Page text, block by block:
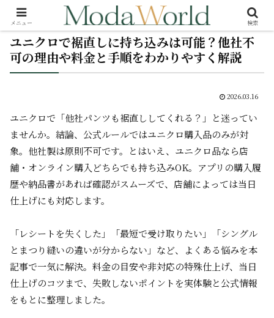
ユニクロで裾直しに持ち込みは可能？他社不
可の理由や料金と手順をわかりやすく解説
2026.03.16
ユニクロで「他社パンツも裾直ししてくれる？」と迷ってい
ませんか。結論、公式ルールではユニクロ購入品のみが対
象。他社製は原則不可です。とはいえ、ユニクロ品なら店
舗・オンライン購入どちらでも持ち込みOK。アプリの購入履
歴や納品書があれば確認がスムーズで、店舗によっては当日
仕上げにも対応します。
「レシートを失くした」「最短で受け取りたい」「シングル
とまつり縫いの違いが分からない」など、よくある悩みを本
記事で一気に解決。料金の目安や非対応の特殊仕上げ、当日
仕上げのコツまで、失敗しないポイントを実体験と公式情報
をもとに整理しました。
メニュー 検索